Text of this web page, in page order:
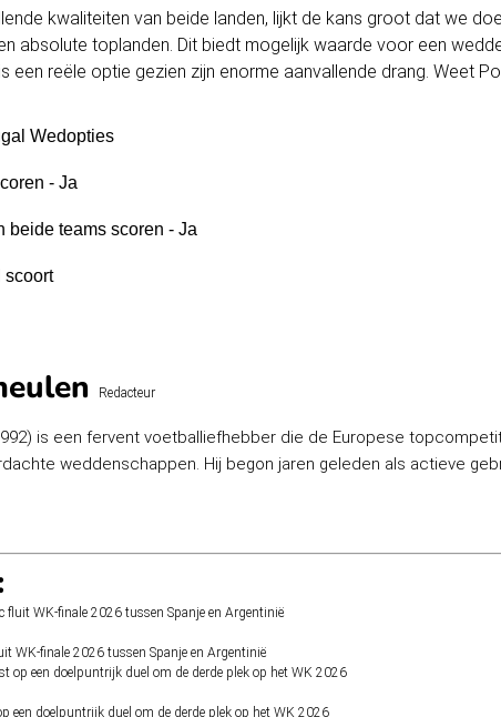
kwaliteiten van beide landen, lijkt de kans groot dat we
absolute toplanden. Dit biedt mogelijk waarde voor een
een reële optie gezien zijn enorme aanvallende drang. Weet
Wedopties
- Ja
beide teams scoren - Ja
scoort
Redacteur
is een fervent voetballiefhebber die de Europese
weddenschappen. Hij begon jaren geleden als actieve
WK-finale 2026 tussen Spanje en Argentinië
een doelpuntrijk duel om de derde plek op het WK 2026